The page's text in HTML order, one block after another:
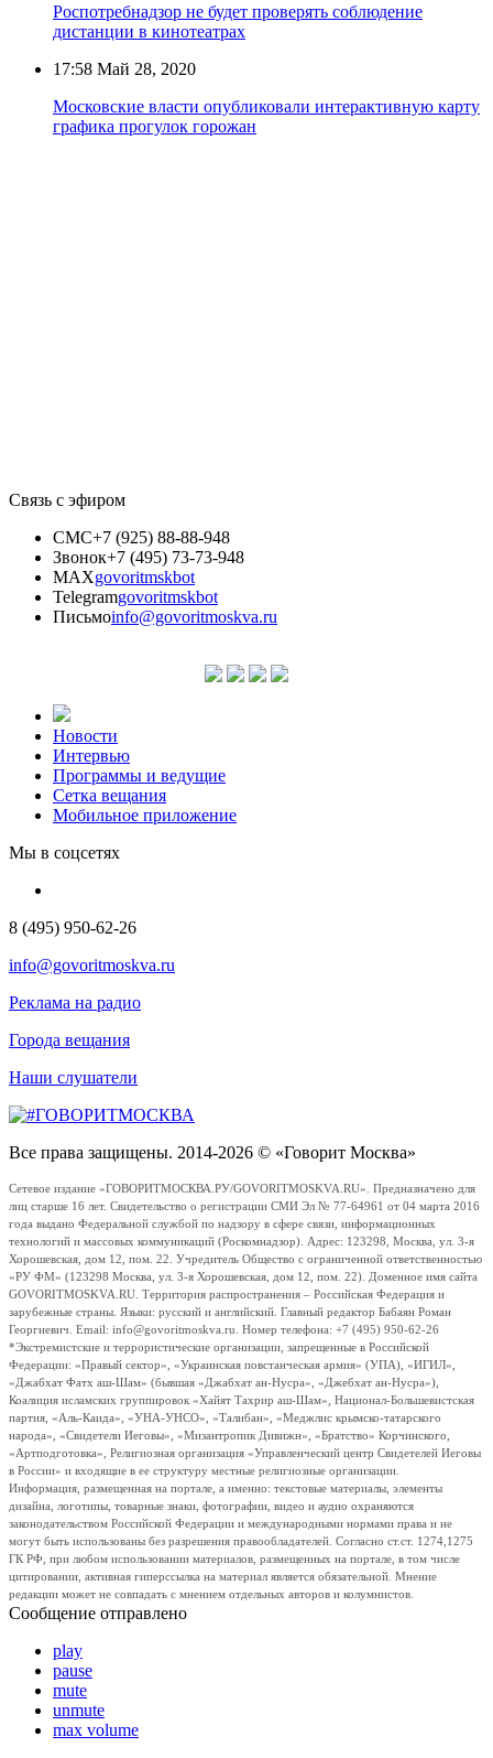
Роспотребнадзор не будет проверять соблюдение
дистанции в кинотеатрах
17:58 Май 28, 2020
Московские власти опубликовали интерактивную карту
графика прогулок горожан
Связь с эфиром
СМС+7 (925) 88-88-948
Звонок+7 (495) 73-73-948
MAXgovoritmskbot
Telegramgovoritmskbot
Письмоinfo@govoritmoskva.ru
Новости
Интервью
Программы и ведущие
Сетка вещания
Мобильное приложение
Мы в соцсетях
8 (495) 950-62-26
info@govoritmoskva.ru
Реклама на радио
Города вещания
Наши слушатели
Все права защищены. 2014-2026 © «Говорит Москва»
Сетевое издание «ГОВОРИТМОСКВА.РУ/GOVORITMOSKVA.RU». Предназначено для
лиц старше 16 лет. Свидетельство о регистрации СМИ Эл № 77-64961 от 04 марта 2016
года выдано Федеральной службой по надзору в сфере связи, информационных
технологий и массовых коммуникаций (Роскомнадзор). Адрес: 123298, Москва, ул. 3-я
Хорошевская, дом 12, пом. 22. Учредитель Общество с ограниченной ответственностью
«РУ ФМ» (123298 Москва, ул. 3-я Хорошевская, дом 12, пом. 22). Доменное имя сайта
GOVORITMOSKVA.RU. Территория распространения – Российская Федерация и
зарубежные страны. Языки: русский и английский. Главный редактор Бабаян Роман
Георгиевич. Email: info@govoritmoskva.ru. Номер телефона: +7 (495) 950-62-26
*Экстремистские и террористические организации, запрещенные в Российской
Федерации: «Правый сектор», «Украинская повстанческая армия» (УПА), «ИГИЛ»,
«Джабхат Фатх аш-Шам» (бывшая «Джабхат ан-Нусра», «Джебхат ан-Нусра»),
Коалиция исламских группировок «Хайят Тахрир аш-Шам», Национал-Большевистская
партия, «Аль-Каида», «УНА-УНСО», «Талибан», «Меджлис крымско-татарского
народа», «Свидетели Иеговы», «Мизантропик Дивижн», «Братство» Корчинского,
«Артподготовка», Религиозная организация «Управленческий центр Свидетелей Иеговы
в России» и входящие в ее структуру местные религиозные организации.
Информация, размещенная на портале, а именно: текстовые материалы, элементы
дизайна, логотипы, товарные знаки, фотографии, видео и аудио охраняются
законодательством Российской Федерации и международными нормами права и не
могут быть использованы без разрешения правообладателей. Согласно ст.ст. 1274,1275
ГК РФ, при любом использовании материалов, размещенных на портале, в том числе
цитировании, активная гиперссылка на материал является обязательной. Мнение
редакции может не совпадать с мнением отдельных авторов и колумнистов.
Сообщение отправлено
play
pause
mute
unmute
max volume